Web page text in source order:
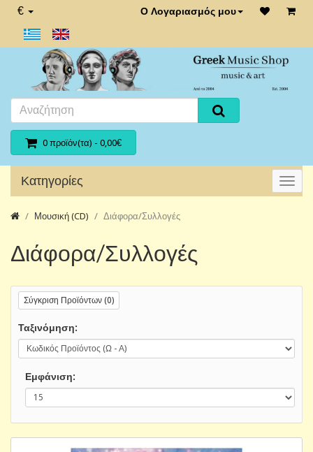
€ Ο Λογαριασμός μου
0 προϊόν(τα) - 0,00€
Κατηγορίες
Μουσική (CD) Διάφορα/Συλλογές
Διάφορα/Συλλογές
Σύγκριση Προϊόντων (0)
Ταξινόμηση:
Εμφάνιση: